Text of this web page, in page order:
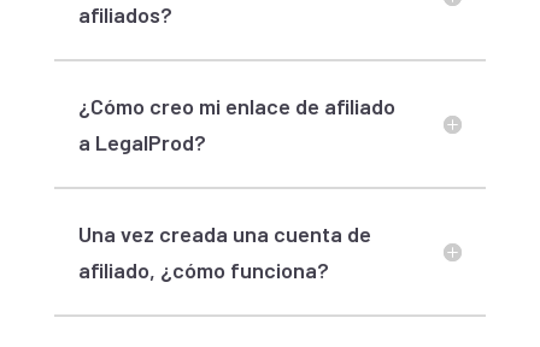
afiliados?
¿Cómo creo mi enlace de afiliado
a LegalProd?
Una vez creada una cuenta de
afiliado, ¿cómo funciona?